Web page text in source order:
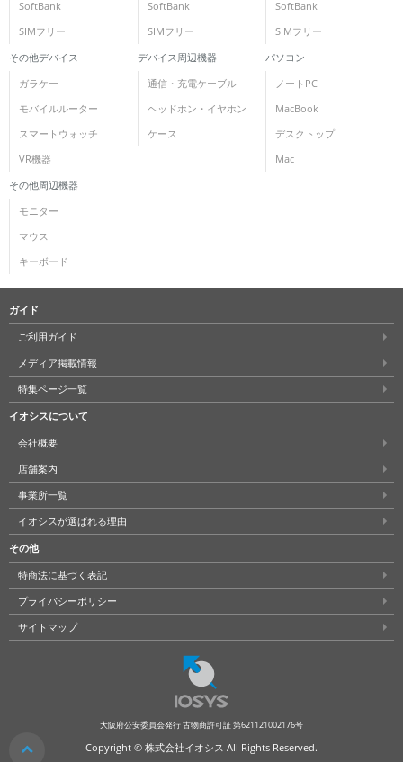
SoftBank
SIMフリー
SoftBank
SIMフリー
SoftBank
SIMフリー
その他デバイス
ガラケー
モバイルルーター
スマートウォッチ
VR機器
デバイス周辺機器
通信・充電ケーブル
ヘッドホン・イヤホン
ケース
パソコン
ノートPC
MacBook
デスクトップ
Mac
その他周辺機器
モニター
マウス
キーボード
ガイド
ご利用ガイド
メディア掲載情報
特集ページ一覧
イオシスについて
会社概要
店舗案内
事業所一覧
イオシスが選ばれる理由
その他
特商法に基づく表記
プライバシーポリシー
サイトマップ
大阪府公安委員会発行 古物商許可証 第621121002176号
Copyright © 株式会社イオシス All Rights Reserved.